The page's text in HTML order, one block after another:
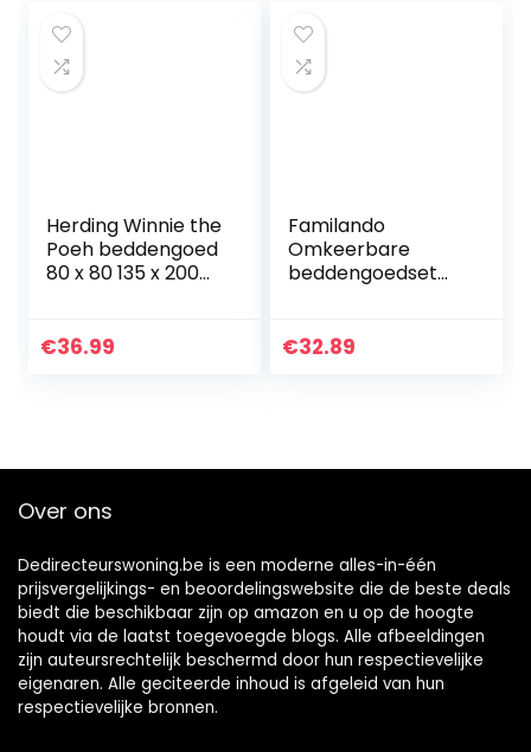
Herding Winnie the
Poeh beddengoed
80 x 80 135 x 200
ritssluiting
€36.99
Familando
Omkeerbare
beddengoedset
80 x 80 cm, 100%
€32.89
Over ons
Dedirecteurswoning.be is een moderne alles-in-één
prijsvergelijkings- en beoordelingswebsite die de beste deals
biedt die beschikbaar zijn op amazon en u op de hoogte
houdt via de laatst toegevoegde blogs. Alle afbeeldingen
zijn auteursrechtelijk beschermd door hun respectievelijke
eigenaren. Alle geciteerde inhoud is afgeleid van hun
respectievelijke bronnen.